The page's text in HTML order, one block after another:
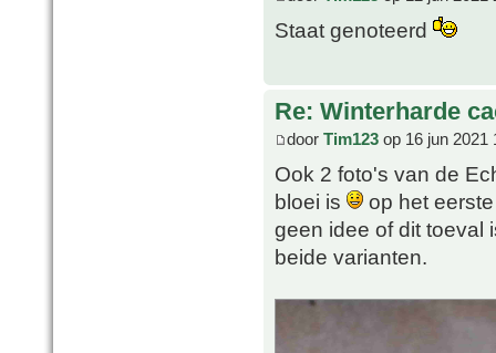
Staat genoteerd
Re: Winterharde
door Tim123 op 16 jun 2021
Ook 2 foto's van de
bloei is
op het
geen idee of dit toeval
beide varianten.